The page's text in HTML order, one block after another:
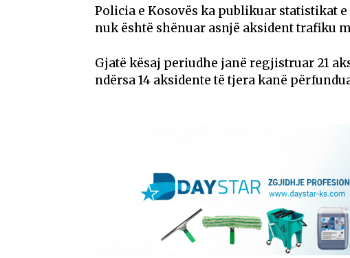
Policia e Kosovës ka publikuar statistikat
nuk është shënuar asnjë aksident trafiku
Gjatë kësaj periudhe janë regjistruar 21
ndërsa 14 aksidente të tjera kanë